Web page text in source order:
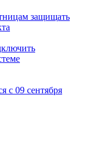
защищать
с 09 сентября